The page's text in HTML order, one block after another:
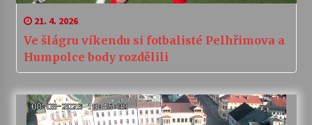
21. 4. 2026
Ve šlágru víkendu si fotbalisté Pelhřimova a
Humpolce body rozdělili